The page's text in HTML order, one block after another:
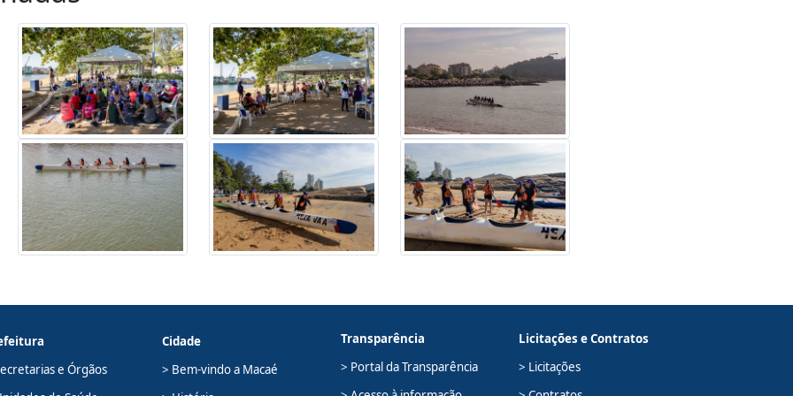
e Órgãos
Cidade
> Bem-vindo a Macaé
Transparência
> Portal da Transparência
Licitações e Contratos
> Licitações